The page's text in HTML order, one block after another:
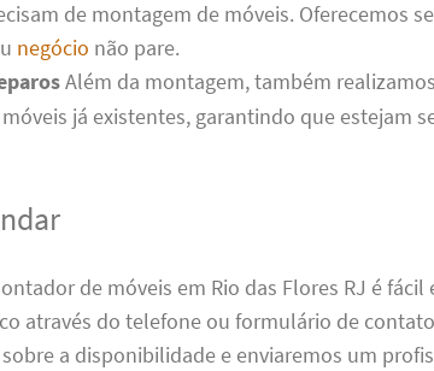
de montagem de móveis. Oferecemos
negócio não pare.
Além da montagem, também
já existentes, garantindo que estejam
de móveis em Rio das Flores RJ é
através do telefone ou formulário de
a disponibilidade e enviaremos um